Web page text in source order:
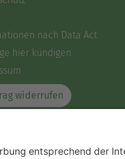
nach Data Act
hier kündigen
widerrufen